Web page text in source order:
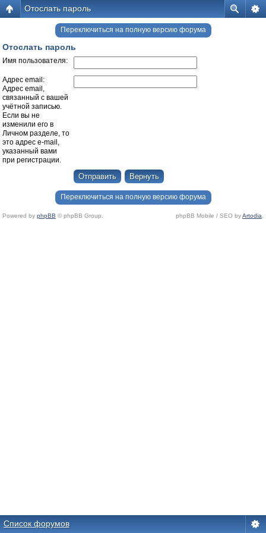
Отослать пароль
Переключиться на полную версию форума
Отослать пароль
Имя пользователя:
Адрес email:
Адрес email,
связанный с вашей
учётной записью.
Если вы не
изменили его в
Личном разделе, то
это адрес e-mail,
указанный вами
при регистрации.
Переключиться на полную версию форума
Powered by phpBB © phpBB Group. phpBB Mobile / SEO byArtodia
Список форумов